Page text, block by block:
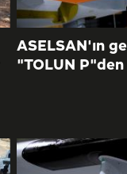
ASELSAN'ın
"TOLUN